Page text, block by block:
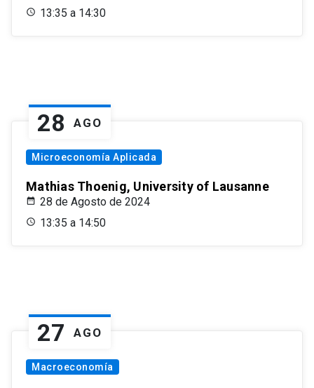
13:35 a 14:30
28 AGO
Microeconomía Aplicada
Mathias Thoenig, University of Lausanne
28 de Agosto de 2024
13:35 a 14:50
27 AGO
Macroeconomía